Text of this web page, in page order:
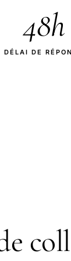
48h
DÉLAI DE